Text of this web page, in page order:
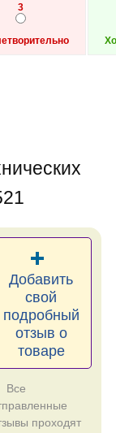
3
Добавить
свой
подробный
отзыв о
товаре
Все
проходят